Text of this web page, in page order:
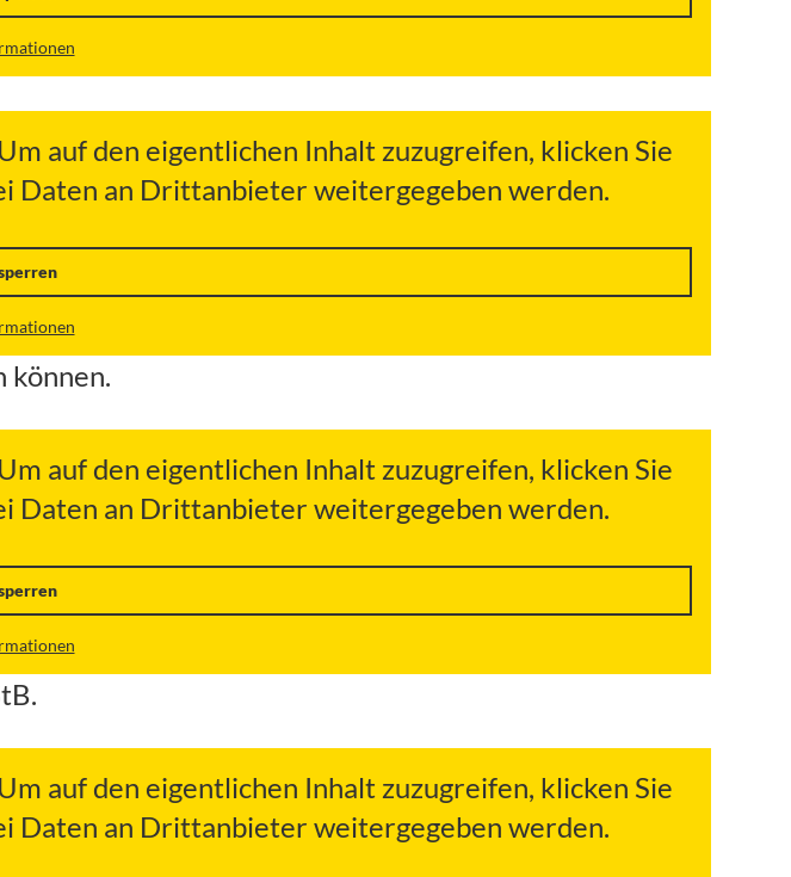
auf den eigentlichen Inhalt zuzugreifen, klicken Sie
Daten an Drittanbieter weitergegeben werden.
können.
auf den eigentlichen Inhalt zuzugreifen, klicken Sie
Daten an Drittanbieter weitergegeben werden.
auf den eigentlichen Inhalt zuzugreifen, klicken Sie
Daten an Drittanbieter weitergegeben werden.